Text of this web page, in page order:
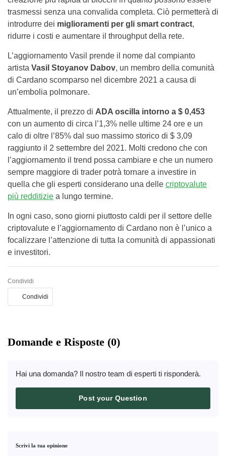
trasmessi senza una convalida completa. Ciò permetterà di
introdurre dei miglioramenti per gli smart contract,
ridurre i costi e aumentare il throughput della rete.
L’aggiornamento Vasil prende il nome dal compianto
artista Vasil Stoyanov Dabov, un membro della comunità
di Cardano scomparso nel dicembre 2021 a causa di
un’embolia polmonare.
Attualmente, il prezzo di ADA oscilla intorno a $ 0,453
con un aumento di circa l’1,3% nelle ultime 24 ore e un
calo di oltre l’85% dal suo massimo storico di $ 3,09
raggiunto il 2 settembre del 2021. Molti credono che con
l’aggiornamento il trend possa cambiare e che un numero
sempre maggiore di trader potrà tornare a investire in
quella che gli esperti considerano una delle criptovalute
più redditizie a lungo termine.
In ogni caso, sono giorni piuttosto caldi per il settore delle
criptovalute e l’aggiornamento di Cardano non è l’unico a
focalizzare l’attenzione di tutta la comunità di appassionati
e investitori.
Condividi
Condividi
Domande e Risposte (0)
Hai una domanda? Il nostro team di esperti ti risponderà.
Post your Question
Scrivi la tua opinione